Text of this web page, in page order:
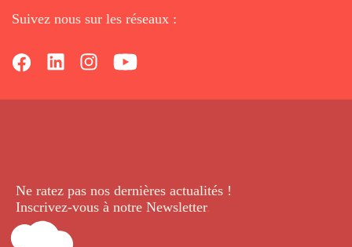
Suivez nous sur les réseaux :
Ne ratez pas nos dernières actualités !
Inscrivez-vous à notre Newsletter.